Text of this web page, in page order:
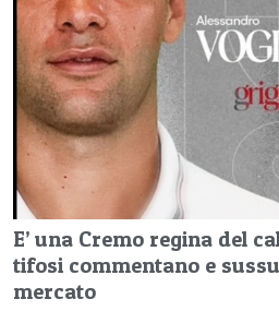
E’ una Cremo regina del
tifosi commentano e
mercato